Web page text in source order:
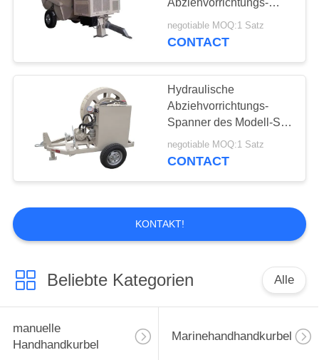
Abziehvorrichtungs-
Spanner für vier
zusammengerollten
negotiable MOQ:1 Satz
CONTACT
Hydraulische
Abziehvorrichtungs-
Spanner des Modell-SA-
YZM7.5 für das Kabel-
Ziehen/spannend, Leiter
negotiable MOQ:1 Satz
CONTACT
KONTAKT!
Beliebte Kategorien Alle
manuelle
Handhandkurbel
Marinehandhandkurbel